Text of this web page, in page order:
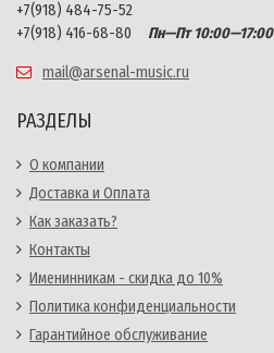
+7(918) 484-75-52
+7(918) 416-68-80
Пн—Пт 10:00—17:00
mail@arsenal-music.ru
РАЗДЕЛЫ
О компании
Доставка и Оплата
Как заказать?
Контакты
Именинникам - скидка до 10%
Политика конфиденциальности
Гарантийное обслуживание